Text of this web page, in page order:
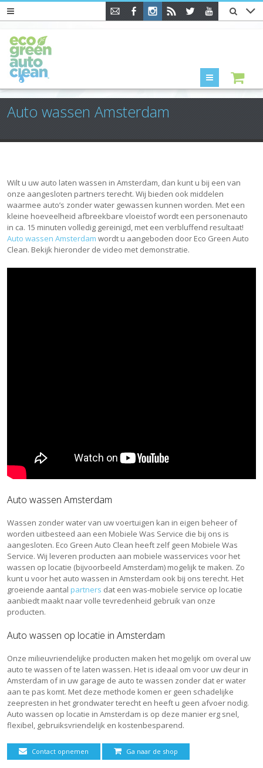
Menu
Auto wassen Amsterdam
Wilt u uw auto laten wassen in Amsterdam, dan kunt u bij een van
onze aangesloten partners terecht. Wij bieden ook middelen
waarmee auto’s zonder water gewassen kunnen worden. Met een
kleine hoeveelheid afbreekbare vloeistof wordt een personenauto
in ca. 15 minuten volledig gereinigd, met een verbluffend resultaat!
Auto wassen Amsterdamwordt u aangeboden door Eco Green Auto
Clean. Bekijk hieronder de video met demonstratie.
Auto wassen Amsterdam
Wassen zonder water van uw voertuigen kan in eigen beheer of
worden uitbesteed aan een Mobiele Was Service die bij ons is
aangesloten. Eco Green Auto Clean heeft zelf geen Mobiele Was
Service. Wij leveren producten aan mobiele wasservices voor het
wassen op locatie (bijvoorbeeld Amsterdam) mogelijk te maken. Zo
kunt u voor het auto wassen in Amsterdam ook bij ons terecht. Het
groeiende aantal partners dat een was-mobiele service op locatie
aanbiedt maakt naar volle tevredenheid gebruik van onze
producten.
Auto wassen op locatie in Amsterdam
Onze milieuvriendelijke producten maken het mogelijk om overal uw
auto te wassen of te laten wassen. Het is ideaal om voor uw deur in
Amsterdam of in uw garage de auto te wassen zonder dat er water
aan te pas komt. Met deze methode komen er geen schadelijke
zeepresten in het grondwater terecht en heeft u geen afvoer nodig.
Auto wassen op locatie in Amsterdam is op deze manier erg snel,
flexibel, gebruiksvriendelijk en kostenbesparend.
Contact opnemen Ga naar de shop